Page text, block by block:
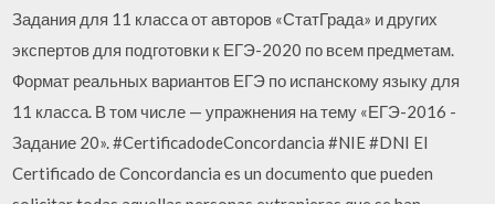
Задания для 11 класса от авторов «СтатГрада» и других
экспертов для подготовки к ЕГЭ-2020 по всем предметам.
Формат реальных вариантов ЕГЭ по испанскому языку для
11 класса. В том числе — упражнения на тему «ЕГЭ-2016 -
Задание 20». #CertificadodeConcordancia #NIE #DNI El
Certificado de Concordancia es un documento que pueden